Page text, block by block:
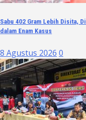
Sabu 402 Gram Lebih Disita,
dalam Enam Kasus
8 Agustus 2026 0